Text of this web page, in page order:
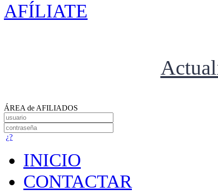
AFÍLIATE
ÁREA de AFILIADOS
¿?
INICIO
CONTACTAR